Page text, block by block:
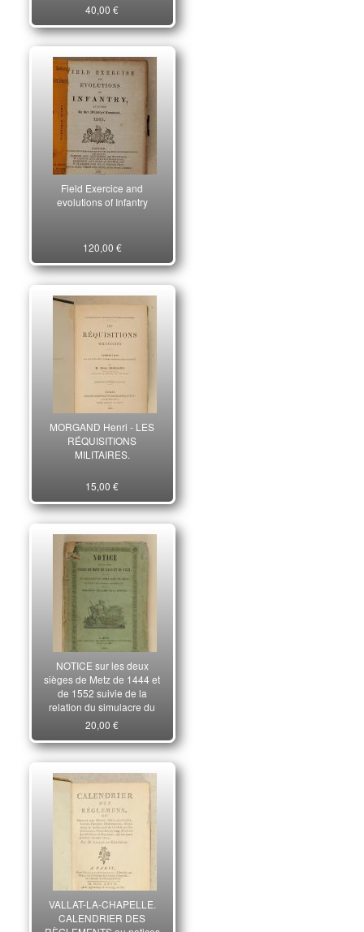
40,00 €
Field Exercice and
evolutions of Infantry
120,00 €
MORGAND Henri - LES
RÉQUISITIONS
MILITAIRES.
15,00 €
NOTICE sur les deux
sièges de Metz de 1444 et
de 1552 suivie de la
relation du simulacre du
siège de cette ville pendant
septembre 1844 et des
opérations des camps de la
Moselle.
20,00 €
VALLAT-LA-CHAPELLE.
CALENDRIER DES